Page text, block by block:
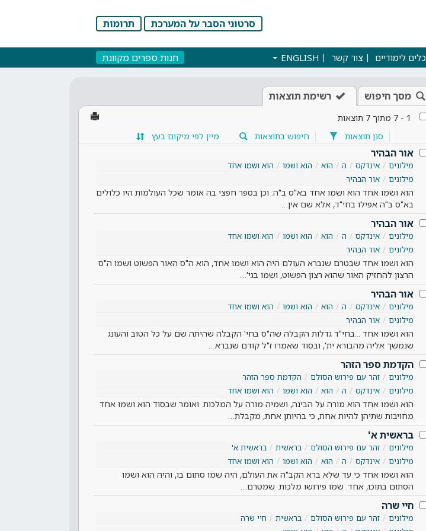
סרטוני הסבר על המערכת תרומות
כלים לימודיים צור קשר ENGLISH חנות ספרים מקוונת
מסך חיפוש רשימת תוצאות
1
-
7 מתוך 7 תוצאות
סנן תוצאות
חיפוש בתוצאות מיין לפי מיקום בעץ
אור הבהיר
מילונים אינדקס ה הוא הוא ושמו
הוא ושמו אחד
מילונים
אור הבהיר
הוא ושמו אחד הוא ושמו אחד בא"ס ב"ה: וכן בספר חפצי בה אומר שכל העולמות היו כלולים
בא"ס ב"ה אפילו בחי"ד, אלא שם אין…
אור הבהיר
מילונים אינדקס ה הוא הוא ושמו
הוא ושמו אחד
מילונים
אור הבהיר
הוא ושמו אחד שבטרם שנברא העולם היה הוא ושמו אחד, הוא ה"ס האור הפשוט ושמו ה"ס
הרצון להחזיק האור שהוא רצון הפשוט, ושמו בגי'…
אור הבהיר
מילונים אינדקס ה הוא הוא ושמו
הוא ושמו אחד
מילונים
אור הבהיר
הוא ושמו אחד ...בחי"ד גדלות הקבלה שה"ס בחי' הקבלה שהיתה שם על כל הטוב והעונג
שנמשך אליה מהבורא ית', ובסוד שאמרו ז"ל קודם שנברא…
הקדמת ספר הזהר
מילונים זהר עם פירוש הסולם
הקדמת ספר הזהר
מילונים
אינדקס ה הוא הוא ושמו הוא ושמו אחד
הוא ושמו אחד הוא מורה על הבינה, ושמיה מורה על המלכות. ואומר שבסוד הוא ושמו אחד
מחויבות שתיהן להיות אחת, כי בהיותן אחת, מקבלת…
בראשית א'
מילונים זהר עם פירוש הסולם בראשית
בראשית א'
מילונים
אינדקס ה הוא הוא ושמו הוא ושמו אחד
הוא ושמו אחד כי עד שלא ברא הקב"ה את העולם, היה שמו סתום בו, והיה הוא ושמו
הסתום בתוכו, אחד. שמו פירושו מלכות. שמטרם…
חיי שרה
מילונים זהר עם פירוש הסולם בראשית
חיי שרה